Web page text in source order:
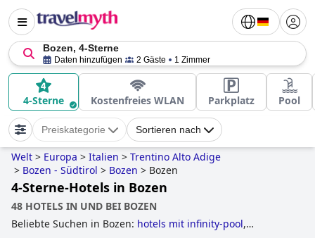
Bozen, 4-Sterne
Daten hinzufügen 2 Gäste 1 Zimmer
4-Sterne Kostenfreies WLAN Parkplatz Pool
Preiskategorie Sortieren nach
Welt > Europa > Italien > Trentino Alto Adige
> Bozen - Südtirol > Bozen > Bozen
4-Sterne-Hotels in Bozen
48 HOTELS IN UND BEI BOZEN
Beliebte Suchen in Bozen: hotels mit infinity-pool,